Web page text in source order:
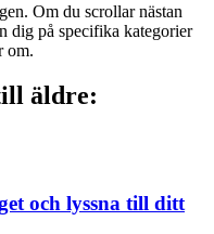
Om du scrollar nästan
dig på specifika kategorier
om.
äldre:
och lyssna till ditt